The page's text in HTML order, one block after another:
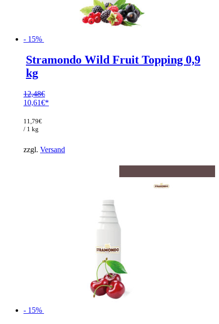
- 15%
Stramondo Wild Fruit Topping 0,9
kg
12,48€
Ursprünglicher
war:
12,48€
10,61€
Preis
ist:
11,79€
/ 1 kg
zzgl. Versand
- 15%